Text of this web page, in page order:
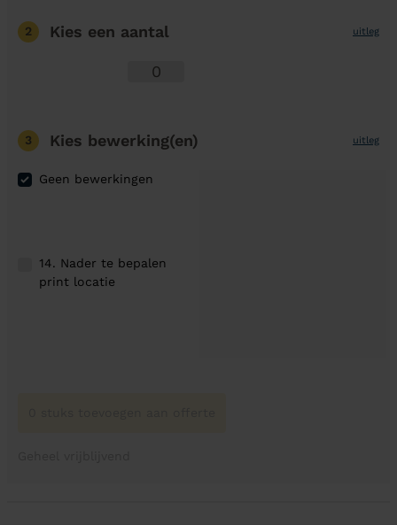
2 Kies een aantal uitleg
3 Kies bewerking(en) uitleg
Geen bewerkingen
14. Nader te bepalen
print locatie